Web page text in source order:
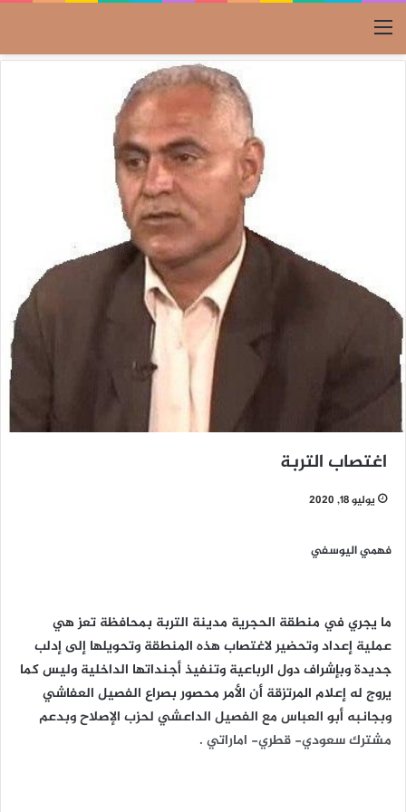
القائمة
اغتصاب التربة
يوليو 18, 2020
فهمي اليوسفي
ما يجري في منطقة الحجرية مدينة التربة بمحافظة تعز هي
عملية إعداد وتحضير لاغتصاب هذه المنطقة وتحويلها إلى إدلب
جديدة وبإشراف دول الرباعية وتنفيذ أجنداتها الداخلية وليس كما
يروج له إعلام المرتزقة أن الأمر محصور بصراع الفصيل العفاشي
وبجانبه أبو العباس مع الفصيل الداعشي لحزب الإصلاح وبدعم
مشترك سعودي- قطري- اماراتي .